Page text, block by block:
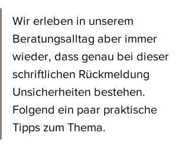
Wir erleben in unserem
Beratungsalltag aber immer
wieder, dass genau bei dieser
schriftlichen Rückmeldung
Unsicherheiten bestehen.
Folgend ein paar praktische
Tipps zum Thema.